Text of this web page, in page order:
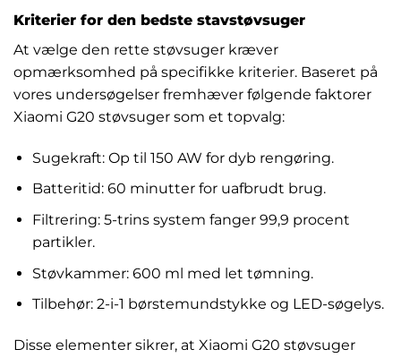
Kriterier for den bedste stavstøvsuger
At vælge den rette støvsuger kræver
opmærksomhed på specifikke kriterier. Baseret på
vores undersøgelser fremhæver følgende faktorer
Xiaomi G20 støvsuger som et topvalg:
Sugekraft: Op til 150 AW for dyb rengøring.
Batteritid: 60 minutter for uafbrudt brug.
Filtrering: 5-trins system fanger 99,9 procent
partikler.
Støvkammer: 600 ml med let tømning.
Tilbehør: 2-i-1 børstemundstykke og LED-søgelys.
Disse elementer sikrer, at Xiaomi G20 støvsuger